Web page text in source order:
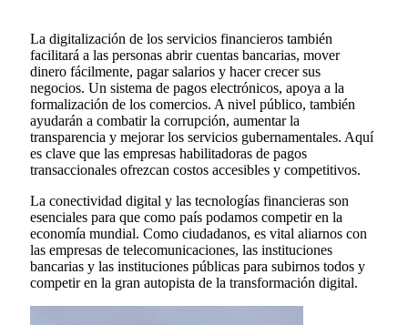
La digitalización de los servicios financieros también
facilitará a las personas abrir cuentas bancarias, mover
dinero fácilmente, pagar salarios y hacer crecer sus
negocios. Un sistema de pagos electrónicos, apoya a la
formalización de los comercios. A nivel público, también
ayudarán a combatir la corrupción, aumentar la
transparencia y mejorar los servicios gubernamentales. Aquí
es clave que las empresas habilitadoras de pagos
transaccionales ofrezcan costos accesibles y competitivos.
La conectividad digital y las tecnologías financieras son
esenciales para que como país podamos competir en la
economía mundial. Como ciudadanos, es vital aliarnos con
las empresas de telecomunicaciones, las instituciones
bancarias y las instituciones públicas para subirnos todos y
competir en la gran autopista de la transformación digital.